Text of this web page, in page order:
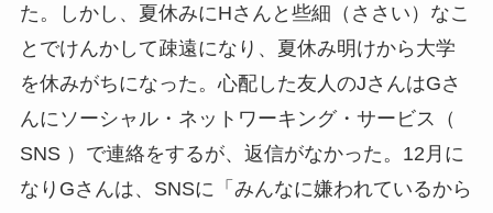
た。しかし、夏休みにHさんと些細（ささい）なこ
とでけんかして疎遠になり、夏休み明けから大学
を休みがちになった。心配した友人のJさんはGさ
んにソーシャル・ネットワーキング・サービス（
SNS ）で連絡をするが、返信がなかった。12月に
なりGさんは、SNSに「みんなに嫌われているから